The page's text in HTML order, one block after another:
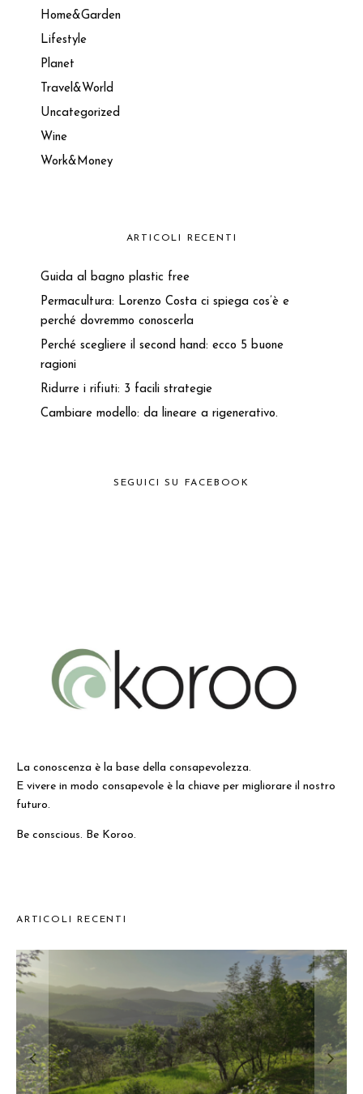
Home&Garden
Lifestyle
Planet
Travel&World
Uncategorized
Wine
Work&Money
ARTICOLI RECENTI
Guida al bagno plastic free
Permacultura: Lorenzo Costa ci spiega cos’è e
perché dovremmo conoscerla
Perché scegliere il second hand: ecco 5 buone
ragioni
Ridurre i rifiuti: 3 facili strategie
Cambiare modello: da lineare a rigenerativo.
SEGUICI SU FACEBOOK
La conoscenza è la base della consapevolezza.
E vivere in modo consapevole è la chiave per migliorare il nostro
futuro.
Be conscious. Be Koroo.
ARTICOLI RECENTI